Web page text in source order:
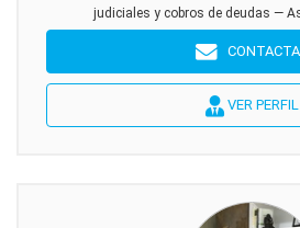
judiciales y cobros de deudas —
VER PERFIL